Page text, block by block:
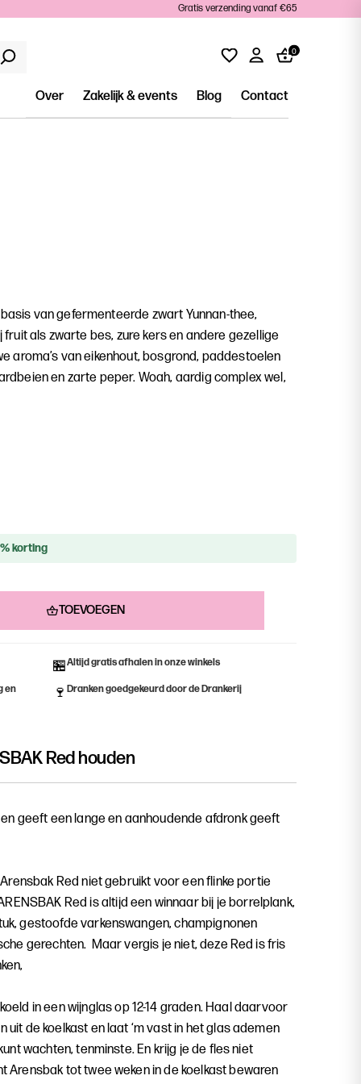
Gratis verzending vanaf €65
0
Over Zakelijk & events Blog Contact
van gefermenteerde zwart Yunnan-thee,
als zwarte bes, zure kers en andere gezellige
aroma’s van eikenhout, bosgrond, paddestoelen
en zarte peper. Woah, aardig complex wel,
korting
TOEVOEGEN
🏪Altijd gratis afhalen in onze winkels
en 🍷Dranken goedgekeurd door de Drankerij
Redhouden
geeft een lange en aanhoudende afdronk geeft
Red niet gebruikt voor een flinke portie
Red is altijd een winnaar bij je borrelplank,
gestoofde varkenswangen, champignonen
gerechten. Maar vergis je niet, deze Red is fris
in een wijnglas op 12-14 graden. Haal daarvoor
uit de koelkast en laat ‘m vast in het glas ademen
wachten, tenminste. En krijg je de fles niet
Arensbak tot twee weken in de koelkast bewaren